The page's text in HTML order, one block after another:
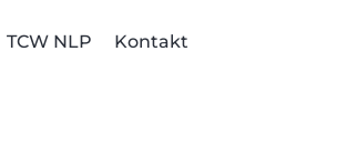
TCW NLP Kontakt